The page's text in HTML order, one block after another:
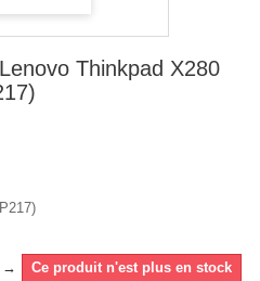
Thinkpad X280
→ Ce produit n'est plus en stock